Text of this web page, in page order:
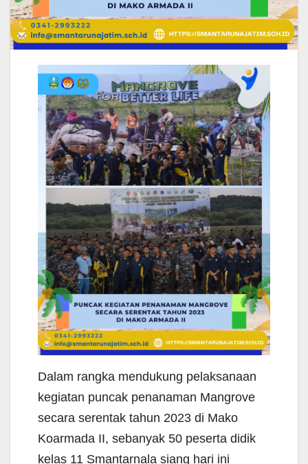
Dalam rangka mendukung pelaksanaan
kegiatan puncak penanaman Mangrove
secara serentak tahun 2023 di Mako
Koarmada II, sebanyak 50 peserta didik
kelas 11 Smantarnala siang hari ini